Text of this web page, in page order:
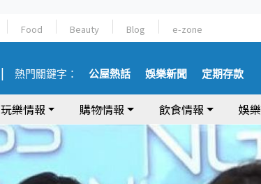
Food Beauty Blog e-zone
熱門關鍵字： 公屋熱話 娛樂新聞 定期存款
玩樂情報 購物情報 飲食情報 娛樂